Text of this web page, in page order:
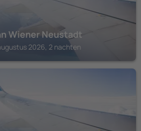
Wiener Neustadt
2026, 2 nachten